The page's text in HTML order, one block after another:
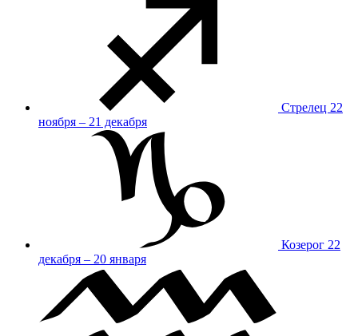
Стрелец 22
ноября – 21 декабря
Козерог 22
декабря – 20 января